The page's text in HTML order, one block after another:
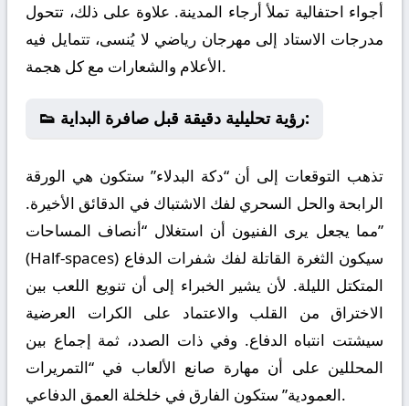
أجواء احتفالية تملأ أرجاء المدينة. علاوة على ذلك، تتحول
مدرجات الاستاد إلى مهرجان رياضي لا يُنسى، تتمايل فيه
الأعلام والشعارات مع كل هجمة.
👟 رؤية تحليلية دقيقة قبل صافرة البداية:
تذهب التوقعات إلى أن “دكة البدلاء” ستكون هي الورقة
الرابحة والحل السحري لفك الاشتباك في الدقائق الأخيرة.
مما يجعل يرى الفنيون أن استغلال “أنصاف المساحات”
(Half-spaces) سيكون الثغرة القاتلة لفك شفرات الدفاع
المتكتل الليلة. لأن يشير الخبراء إلى أن تنويع اللعب بين
الاختراق من القلب والاعتماد على الكرات العرضية
سيشتت انتباه الدفاع. وفي ذات الصدد، ثمة إجماع بين
المحللين على أن مهارة صانع الألعاب في “التمريرات
العمودية” ستكون الفارق في خلخلة العمق الدفاعي.